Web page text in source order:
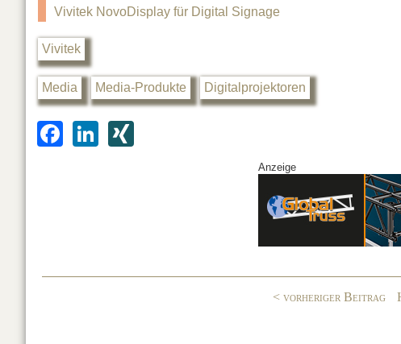
Vivitek NovoDisplay für Digital Signage
Vivitek
Media Media-Produkte Digitalprojektoren
F
o
Li
Anzeige
< vorheriger Beitrag